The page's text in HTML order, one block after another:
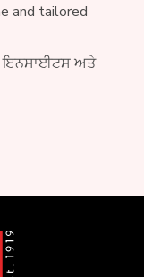
and tailored
ਇਨਸਾਈਟਸ ਅਤੇ